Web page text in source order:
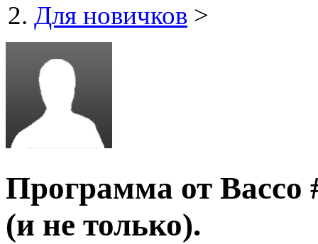
Для новичков >
Программа от Вассо
(и не только).